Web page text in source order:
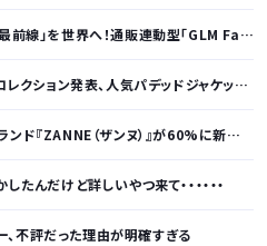
界へ！通販連動型「GLM Fashion Show 2026」9月開催
、人気パデッドジャケットの日本限定カラーも登場
が60%に新規入店、モダン×エフォートレスなコレクションを展開
たんだけど詳しいやつ来て・・・・・・
、不評だった理由が明確すぎる